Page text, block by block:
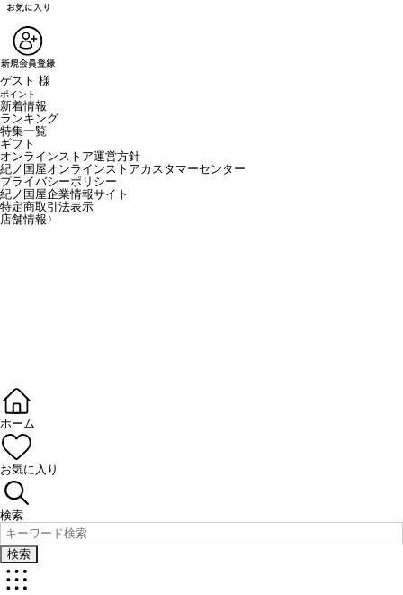
ゲスト 様
ポイント
新着情報
ランキング
特集一覧
ギフト
オンラインストア運営方針
紀ノ国屋オンラインストアカスタマーセンター
プライバシーポリシー
紀ノ国屋企業情報サイト
特定商取引法表示
店舗情報 〉
ホーム
お気に入り
検索
検索